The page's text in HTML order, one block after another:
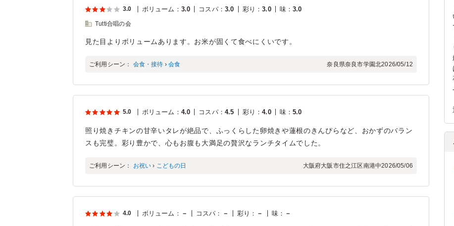
3.0 ボリューム ： 3.0 コスパ： 3.0 彩り ：3.0 味：3.0
Tutti合唱の会
見た目よりボリュームあります。お米が固くて食べにくいです。
ご利用シーン： 会食・接待 › 会食 奈良県奈良市学園北2026/05/12
5.0 ボリューム ： 4.0 コスパ： 4.5 彩り ：4.0 味：5.0
照り焼きチキンの甘辛いタレが絶品で、ふっくらした卵焼きや蓮根のきんぴらなど、おかずのバラン
スも完璧。彩り豊かで、心もお腹も大満足の贅沢なランチタイムでした。
ご利用シーン： お祝い › こどもの日 大阪府大阪市住之江区南港中2026/05/06
4.0 ボリューム ： － コスパ ： － 彩り ： － 味： －